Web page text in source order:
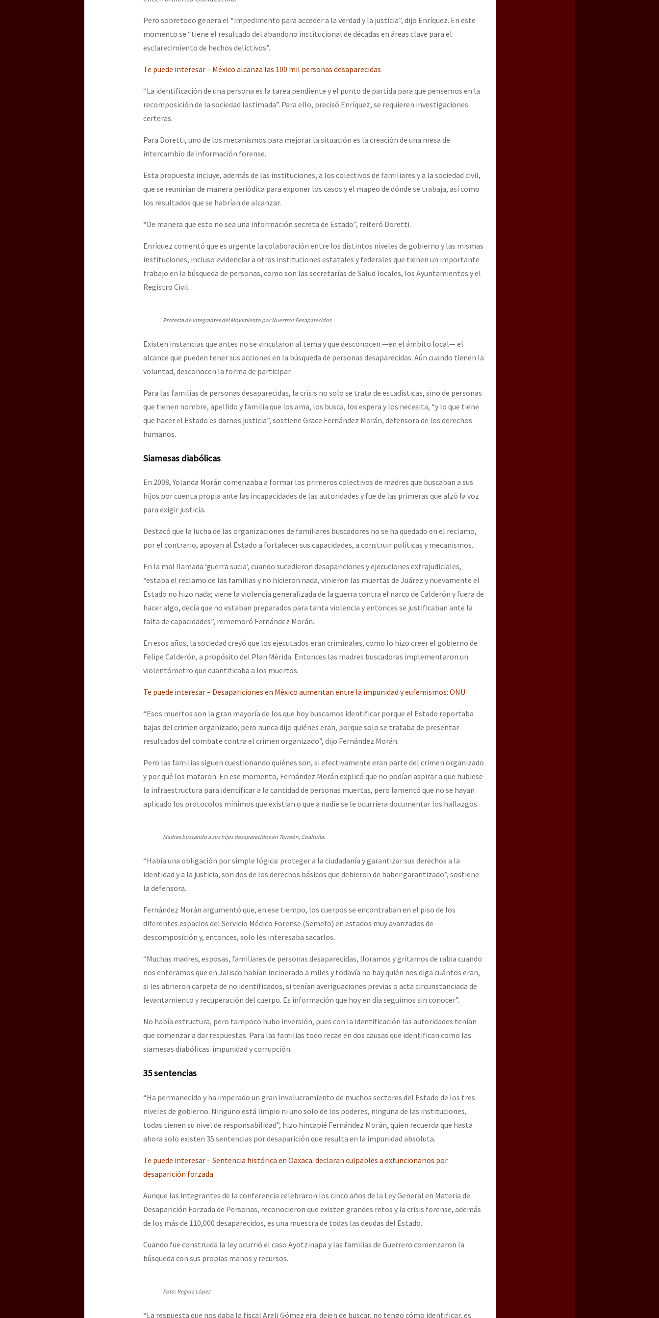
[25 abr – CDMX] Tokín por el CNI: 30 años de Resistencia y Rebeldía
Pero sobretodo genera el “impedimento para acceder a la verdad y la justicia”, dijo Enríquez. En este
momento se “tiene el resultado del abandono institucional de décadas en áreas clave para el
esclarecimiento de hechos delictivos”.
Te puede interesar – México alcanza las 100 mil personas desaparecidas
“La identificación de una persona es la tarea pendiente y el punto de partida para que pensemos en la
recomposición de la sociedad lastimada”. Para ello, precisó Enríquez, se requieren investigaciones
certeras.
Para Doretti, uno de los mecanismos para mejorar la situación es la creación de una mesa de
intercambio de información forense.
Esta propuesta incluye, además de las instituciones, a los colectivos de familiares y a la sociedad civil,
que se reunirían de manera periódica para exponer los casos y el mapeo de dónde se trabaja, así como
los resultados que se habrían de alcanzar.
“De manera que esto no sea una información secreta de Estado”, reiteró Doretti.
Enríquez comentó que es urgente la colaboración entre los distintos niveles de gobierno y las mismas
instituciones, incluso evidenciar a otras instituciones estatales y federales que tienen un importante
trabajo en la búsqueda de personas, como son las secretarías de Salud locales, los Ayuntamientos y el
Registro Civil.
Protesta de integrantes del Movimiento por Nuestros Desaparecidos
Existen instancias que antes no se vincularon al tema y que desconocen —en el ámbito local— el
alcance que pueden tener sus acciones en la búsqueda de personas desaparecidas. Aún cuando tienen la
voluntad, desconocen la forma de participar.
Para las familias de personas desaparecidas, la crisis no solo se trata de estadísticas, sino de personas
que tienen nombre, apellido y familia que los ama, los busca, los espera y los necesita, “y lo que tiene
que hacer el Estado es darnos justicia”, sostiene Grace Fernández Morán, defensora de los derechos
humanos.
Siamesas diabólicas
En 2008, Yolanda Morán comenzaba a formar los primeros colectivos de madres que buscaban a sus
hijos por cuenta propia ante las incapacidades de las autoridades y fue de las primeras que alzó la voz
para exigir justicia.
Destacó que la lucha de las organizaciones de familiares buscadores no se ha quedado en el reclamo,
por el contrario, apoyan al Estado a fortalecer sus capacidades, a construir políticas y mecanismos.
En la mal llamada ‘guerra sucia’, cuando sucedieron desapariciones y ejecuciones extrajudiciales,
“estaba el reclamo de las familias y no hicieron nada, vinieron las muertas de Juárez y nuevamente el
Estado no hizo nada; viene la violencia generalizada de la guerra contra el narco de Calderón y fuera de
hacer algo, decía que no estaban preparados para tanta violencia y entonces se justificaban ante la
falta de capacidades”, rememoró Fernández Morán.
En esos años, la sociedad creyó que los ejecutados eran criminales, como lo hizo creer el gobierno de
Felipe Calderón, a propósito del Plan Mérida. Entonces las madres buscadoras implementaron un
violentómetro que cuantificaba a los muertos.
Te puede interesar – Desapariciones en México aumentan entre la impunidad y eufemismos: ONU
“Esos muertos son la gran mayoría de los que hoy buscamos identificar porque el Estado reportaba
bajas del crimen organizado, pero nunca dijo quiénes eran, porque solo se trataba de presentar
resultados del combate contra el crimen organizado”, dijo Fernández Morán.
Pero las familias siguen cuestionando quiénes son, si efectivamente eran parte del crimen organizado
y por qué los mataron. En ese momento, Fernández Morán explicó que no podían aspirar a que hubiese
la infraestructura para identificar a la cantidad de personas muertas, pero lamentó que no se hayan
aplicado los protocolos mínimos que existían o que a nadie se le ocurriera documentar los hallazgos.
Madres buscando a sus hijos desaparecidos en Torreón, Coahuila.
“Había una obligación por simple lógica: proteger a la ciudadanía y garantizar sus derechos a la
identidad y a la justicia, son dos de los derechos básicos que debieron de haber garantizado”, sostiene
la defensora.
Fernández Morán argumentó que, en ese tiempo, los cuerpos se encontraban en el piso de los
diferentes espacios del Servicio Médico Forense (Semefo) en estados muy avanzados de
descomposición y, entonces, solo les interesaba sacarlos.
“Muchas madres, esposas, familiares de personas desaparecidas, lloramos y gritamos de rabia cuando
nos enteramos que en Jalisco habían incinerado a miles y todavía no hay quién nos diga cuántos eran,
si les abrieron carpeta de no identificados, si tenían averiguaciones previas o acta circunstanciada de
levantamiento y recuperación del cuerpo. Es información que hoy en día seguimos sin conocer”.
No había estructura, pero tampoco hubo inversión, pues con la identificación las autoridades tenían
que comenzar a dar respuestas. Para las familias todo recae en dos causas que identifican como las
siamesas diabólicas: impunidad y corrupción.
35 sentencias
“Ha permanecido y ha imperado un gran involucramiento de muchos sectores del Estado de los tres
niveles de gobierno. Ninguno está limpio ni uno solo de los poderes, ninguna de las instituciones,
todas tienen su nivel de responsabilidad”, hizo hincapié Fernández Morán, quien recuerda que hasta
ahora solo existen 35 sentencias por desaparición que resulta en la impunidad absoluta.
Te puede interesar – Sentencia histórica en Oaxaca: declaran culpables a exfuncionarios por
desaparición forzada
Aunque las integrantes de la conferencia celebraron los cinco años de la Ley General en Materia de
Desaparición Forzada de Personas, reconocieron que existen grandes retos y la crisis forense, además
de los más de 110,000 desaparecidos, es una muestra de todas las deudas del Estado.
Cuando fue construida la ley ocurrió el caso Ayotzinapa y las familias de Guerrero comenzaron la
búsqueda con sus propias manos y recursos.
Foto: Regina López
“La respuesta que nos daba la fiscal Areli Gómez era: dejen de buscar, no tengo cómo identificar, es